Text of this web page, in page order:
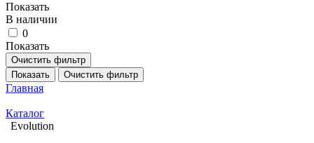
Показать
В наличии
0
Показать
Очистить фильтр
Показать
Очистить фильтр
Главная
Каталог
Evolution